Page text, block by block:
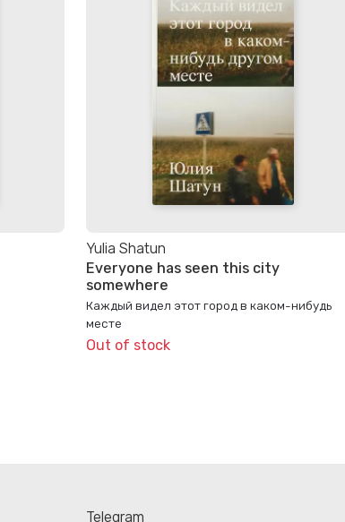
Yulia Shatun
Everyone has seen this city
somewhere
Каждый видел этот город в каком-нибудь
месте
Out of stock
Telegram